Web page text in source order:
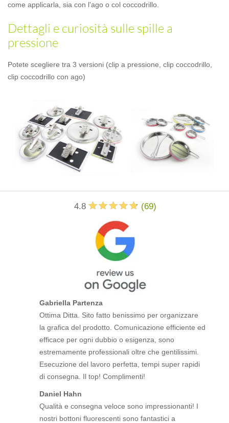
come applicarla, sia con l'ago o col coccodrillo.
Dettagli e curiosità sulle spille a
pressione
Potete scegliere tra 3 versioni (clip a pressione, clip coccodrillo,
clip coccodrillo con ago)
4.8 (69)
Gabriella Partenza
Ottima Ditta. Sito fatto benissimo per organizzare
la grafica del prodotto. Comunicazione efficiente ed
efficace per ogni dubbio o esigenza, sono
estremamente professionali oltre che gentilissimi.
Esecuzione del lavoro perfetta, tempi super rapidi
di consegna. Il top! Complimenti!
Daniel Hahn
Qualità e consegna veloce sono impressionanti! I
nostri bottoni fluorescenti sono fantastici a